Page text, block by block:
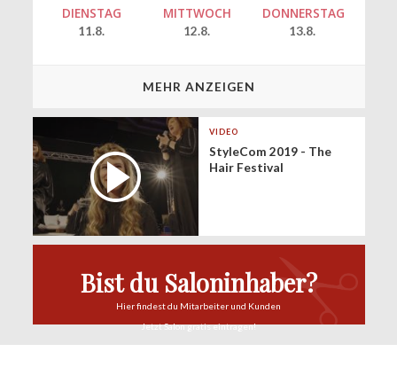
DIENSTAG
11.8.
MITTWOCH
12.8.
DONNERSTAG
13.8.
MEHR ANZEIGEN
VIDEO
StyleCom 2019 - The
Hair Festival
Bist du Saloninhaber?
Hier findest du Mitarbeiter und Kunden
Jetzt Salongratis eintragen!